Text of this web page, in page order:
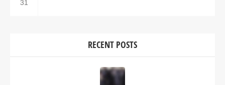
31
RECENT POSTS